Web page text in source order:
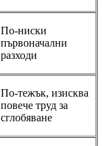
По-ниски
първоначални
разходи
По-тежък, изисква
повече труд за
сглобяване